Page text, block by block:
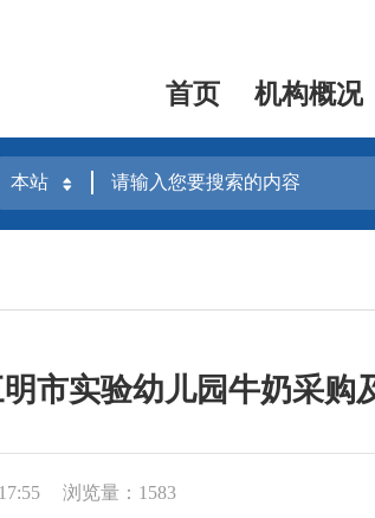
首页 机构概况
市实验幼儿园牛奶采购
浏览量：1583